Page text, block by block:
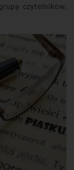
czytelników,